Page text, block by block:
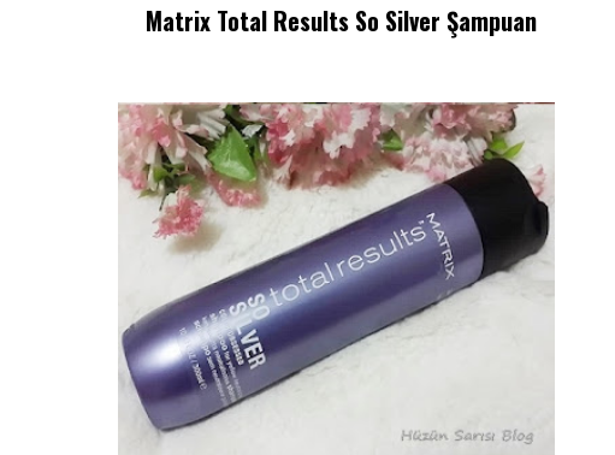
Matrix Total Results So Silver Şampuan